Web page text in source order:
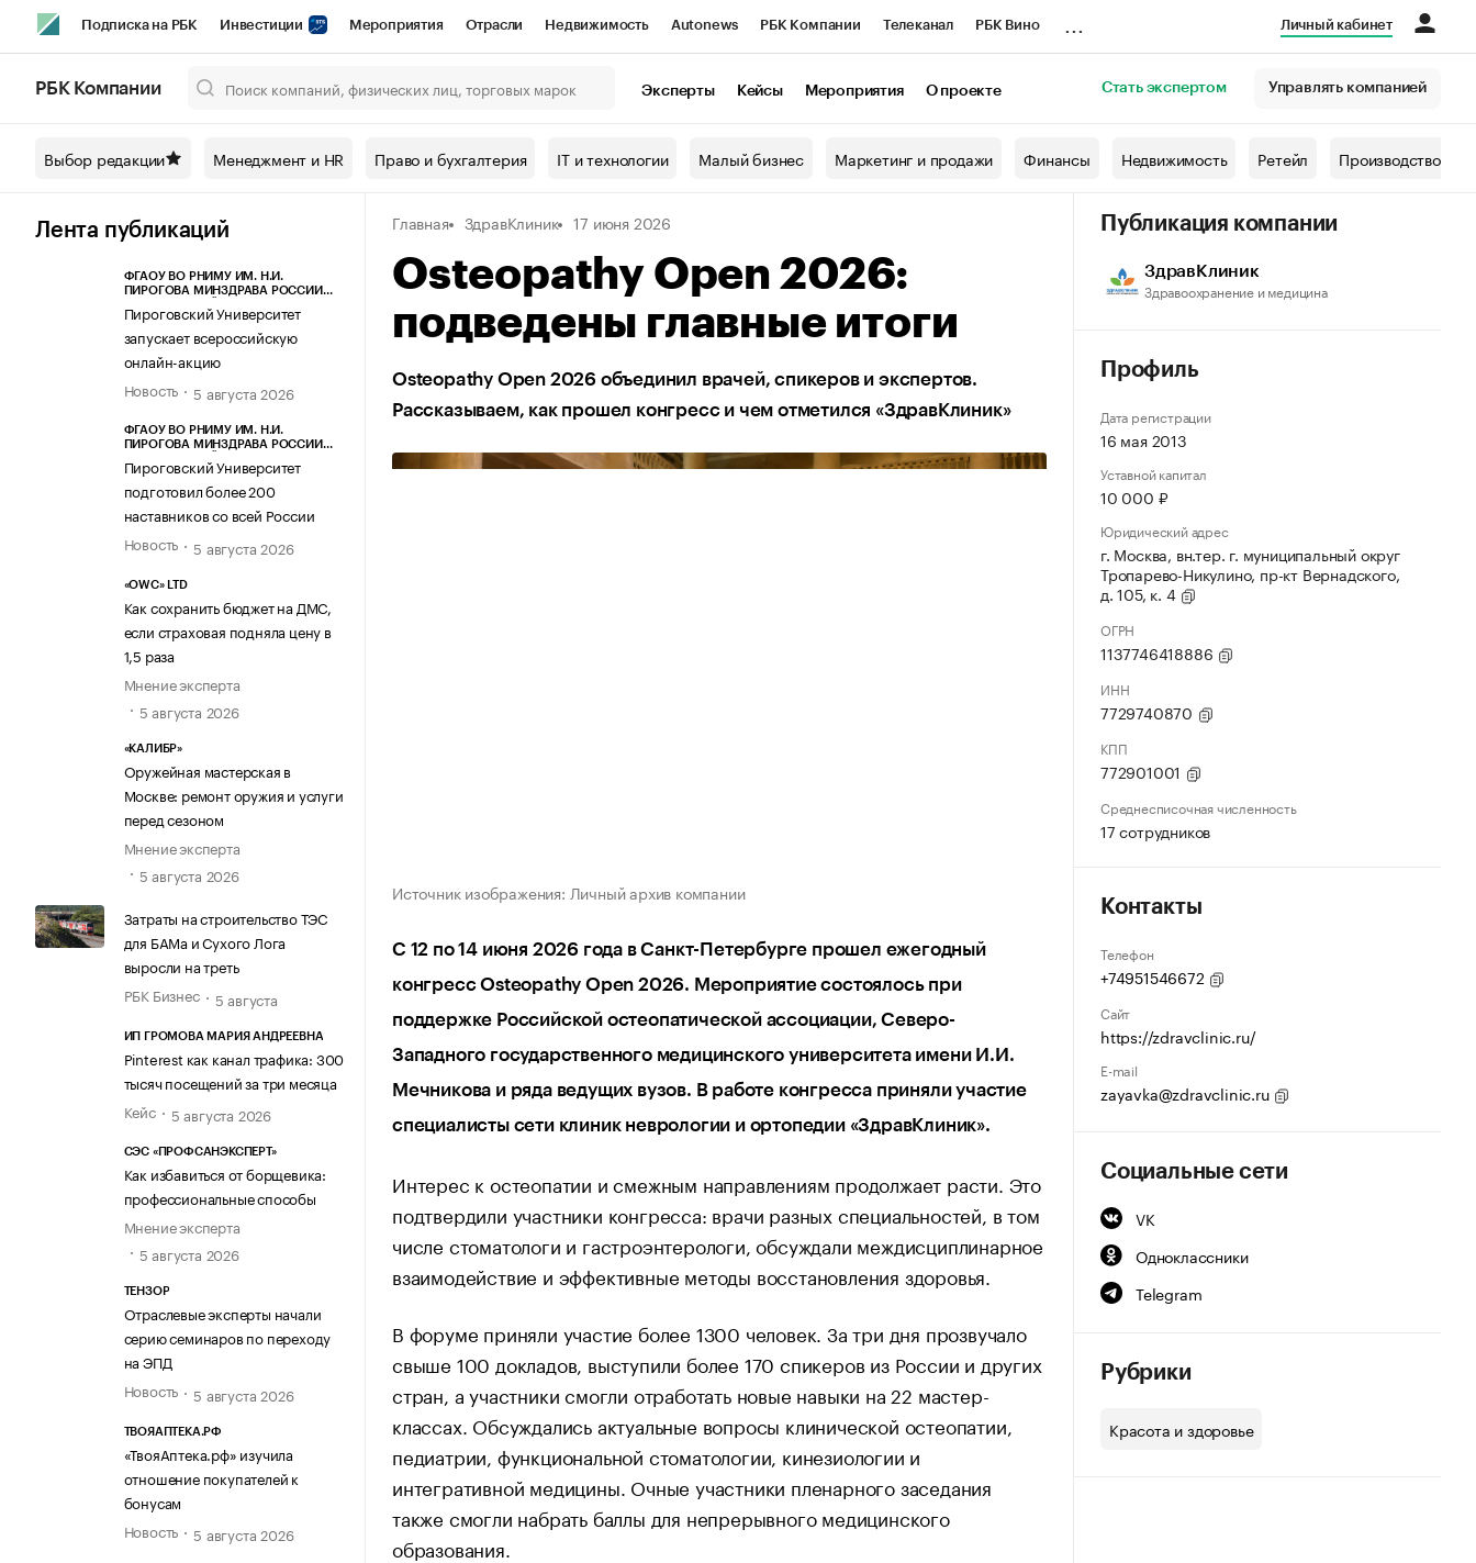
Подписка на РБК Инвестиции Мероприятия Отрасли Недвижимость Autonews РБК Компании Телеканал РБК Вино
Спецпроекты СПб Конференции СПб Спецпроекты Проверка контрагентов
Технологии и медиа Рынок наличной валюты
Личный кабинет
РБК Компании Эксперты Кейсы Мероприятия О проекте Стать экспертом Управлять компанией
Выбор редакции Менеджмент и HR Право и бухгалтерия IT и технологии Малый бизнес Маркетинг и продажи Финансы Недвижимость Ретейл Производство
Лента публикаций
ФГАОУ ВО РНИМУ ИМ. Н.И.
ПИРОГОВА МИНЗДРАВА РОССИИ
Пироговский Университет
запускает всероссийскую
онлайн-акцию
Новость
5 августа 2026
ФГАОУ ВО РНИМУ ИМ. Н.И.
ПИРОГОВА МИНЗДРАВА РОССИИ
Пироговский Университет
подготовил более 200
наставников со всей России
Новость
5 августа 2026
«OWC» LTD
Как сохранить бюджет на ДМС,
если страховая подняла цену в
1,5 раза
Мнение эксперта
5 августа 2026
«КАЛИБР»
Оружейная мастерская в
Москве: ремонт оружия и услуги
перед сезоном
Мнение эксперта
5 августа 2026
Затраты на строительство ТЭС
для БАМа и Сухого Лога
выросли на треть
РБК Бизнес
5 августа
ИП ГРОМОВА МАРИЯ АНДРЕЕВНА
Pinterest как канал трафика: 300
тысяч посещений за три месяца
Кейс
5 августа 2026
СЭС «ПРОФСАНЭКСПЕРТ»
Как избавиться от борщевика:
профессиональные способы
Мнение эксперта
5 августа 2026
ТЕНЗОР
Отраслевые эксперты начали
серию семинаров по переходу
на ЭПД
Новость
5 августа 2026
ТВОЯАПТЕКА.РФ
«ТвояАптека.рф» изучила
отношение покупателей к
бонусам
Новость
5 августа 2026
Главная ЗдравКлиник 17 июня 2026
Osteopathy Open 2026:
подведены главные итоги
Osteopathy Open 2026 объединил врачей, спикеров и экспертов.
Рассказываем, как прошел конгресс и чем отметился «ЗдравКлиник»
Источник изображения: Личный архив компании
С 12 по 14 июня 2026 года в Санкт-Петербурге прошел ежегодный
конгресс Osteopathy Open 2026. Мероприятие состоялось при
поддержке Российской остеопатической ассоциации, Северо-
Западного государственного медицинского университета имени И.И.
Мечникова и ряда ведущих вузов. В работе конгресса приняли участие
специалисты сети клиник неврологии и ортопедии «ЗдравКлиник».
Интерес к остеопатии и смежным направлениям продолжает расти. Это
подтвердили участники конгресса: врачи разных специальностей, в том
числе стоматологи и гастроэнтерологи, обсуждали междисциплинарное
взаимодействие и эффективные методы восстановления здоровья.
В форуме приняли участие более 1300 человек. За три дня прозвучало
свыше 100 докладов, выступили более 170 спикеров из России и других
стран, а участники смогли отработать новые навыки на 22 мастер-
классах. Обсуждались актуальные вопросы клинической остеопатии,
педиатрии, функциональной стоматологии, кинезиологии и
интегративной медицины. Очные участники пленарного заседания
также смогли набрать баллы для непрерывного медицинского
образования.
Публикация компании
ЗдравКлиник
Здравоохранение и медицина
Профиль
Дата регистрации
16 мая 2013
Уставной капитал
10 000 ₽
Юридический адрес
г. Москва, вн.тер. г. муниципальный округ
Тропарево-Никулино, пр-кт Вернадского,
д. 105, к. 4
ОГРН
1137746418886
ИНН
7729740870
КПП
772901001
Среднесписочная численность
17 сотрудников
Контакты
Телефон
+74951546672
Сайт
https://zdravclinic.ru/
E-mail
zayavka@zdravclinic.ru
Социальные сети
VK
Одноклассники
Telegram
Рубрики
Красота и здоровье